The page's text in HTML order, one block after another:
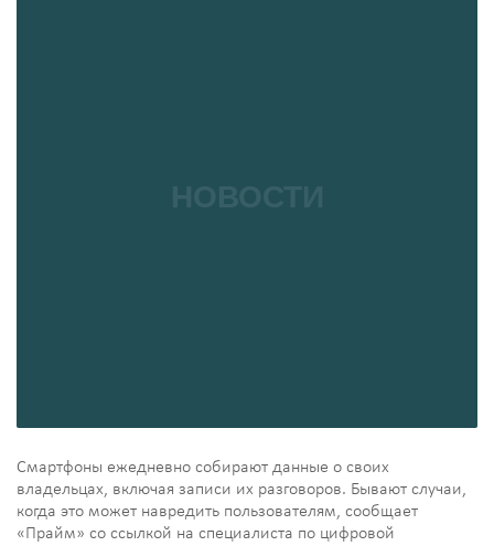
Смартфоны ежедневно собирают данные о своих
владельцах, включая записи их разговоров. Бывают случаи,
когда это может навредить пользователям, сообщает
«Прайм» со ссылкой на специалиста по цифровой